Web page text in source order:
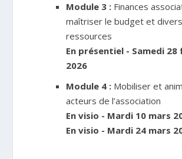
Module 3 : Finances
maîtriser le budget et
ressources
En présentiel - Samedi
2026
Module 4 : Mobiliser et
acteurs de l’association
En visio - Mardi 10 mars
En visio - Mardi 24 mars